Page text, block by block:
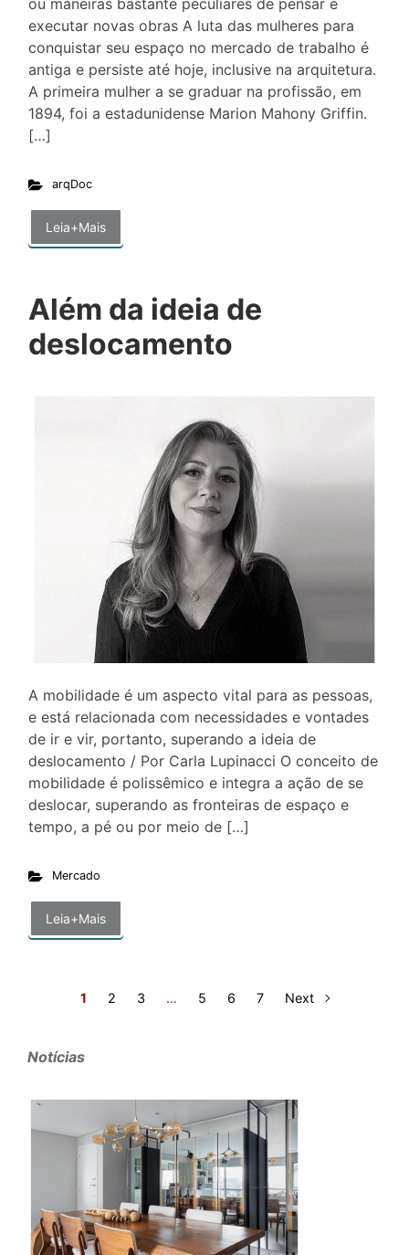
ou maneiras bastante peculiares de pensar e
executar novas obras A luta das mulheres para
conquistar seu espaço no mercado de trabalho é
antiga e persiste até hoje, inclusive na arquitetura.
A primeira mulher a se graduar na profissão, em
1894, foi a estadunidense Marion Mahony Griffin.
[…]
arqDoc
Leia+Mais
Além da ideia de
deslocamento
A mobilidade é um aspecto vital para as pessoas,
e está relacionada com necessidades e vontades
de ir e vir, portanto, superando a ideia de
deslocamento / Por Carla Lupinacci O conceito de
mobilidade é polissêmico e integra a ação de se
deslocar, superando as fronteiras de espaço e
tempo, a pé ou por meio de […]
Mercado
Leia+Mais
1 2 3 … 5 6 7 Next
Notícias